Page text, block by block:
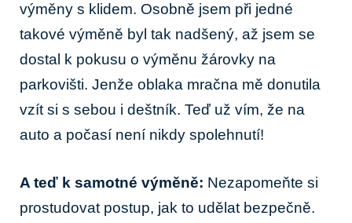
výměny s klidem. Osobně jsem při jedné
takové výměně byl tak nadšený, až jsem se
dostal k pokusu o výměnu žárovky na
parkovišti. Jenže oblaka mračna mě donutila
vzít si s sebou i deštník. Teď už vím, že na
auto a počasí není nikdy spolehnutí!
A teď k samotné výměně: Nezapomeňte si
prostudovat postup, jak to udělat bezpečně.